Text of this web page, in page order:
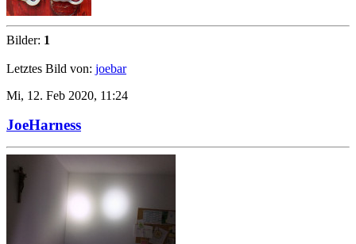
Bilder: 1
Letztes Bild von: joebar
Mi, 12. Feb 2020, 11:24
JoeHarness